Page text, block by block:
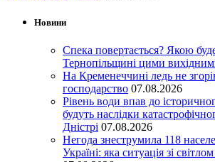
Новини
Спека повертається? Якою
Тернопільщині цими
На Кременеччині ледь не
господарство 07.08.2026
Рівень води впав до
будуть наслідки
Дністрі 07.08.2026
Негода знеструмила 118
Україні: яка ситуація зі